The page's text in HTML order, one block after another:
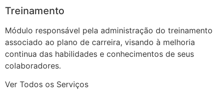
Treinamento
Módulo responsável pela administração do treinamento
associado ao plano de carreira, visando à melhoria
continua das habilidades e conhecimentos de seus
colaboradores.
Ver Todos os Serviços